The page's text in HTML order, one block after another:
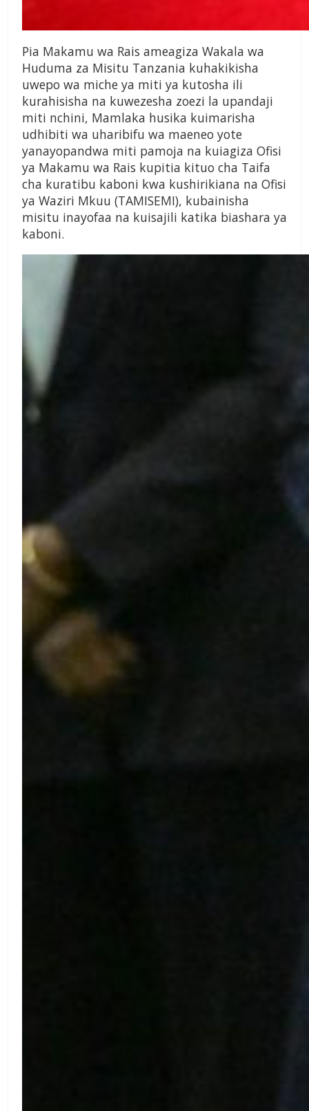
Pia Makamu wa Rais ameagiza Wakala wa
Huduma za Misitu Tanzania kuhakikisha
uwepo wa miche ya miti ya kutosha ili
kurahisisha na kuwezesha zoezi la upandaji
miti nchini, Mamlaka husika kuimarisha
udhibiti wa uharibifu wa maeneo yote
yanayopandwa miti pamoja na kuiagiza Ofisi
ya Makamu wa Rais kupitia kituo cha Taifa
cha kuratibu kaboni kwa kushirikiana na Ofisi
ya Waziri Mkuu (TAMISEMI), kubainisha
misitu inayofaa na kuisajili katika biashara ya
kaboni.